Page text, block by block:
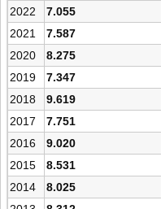
2022
7.055
2021
7.587
2020
8.275
2019
7.347
2018
9.619
2017
7.751
2016
9.020
2015
8.531
2014
8.025